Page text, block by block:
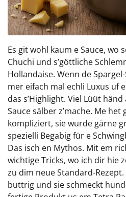
Es git wohl kaum e Sauce, wo
Chuchi und s’göttliche
Hollandaise. Wenn de
mer eifach mal echli Luxus uf
das s’Highlight. Viel Lüüt
Sauce sälber z’mache. Me het
kompliziert, sie wurde gärne
spezielli Begabig für e
Das isch en Mythos. Mit em
wichtige Tricks, wo ich dir hie
zu dim neue Standard-
buttrig und sie schmeckt